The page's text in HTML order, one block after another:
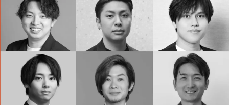
サルタント一覧
ガイドライン
コンペ
ーム窓口
制営業代行『カリトルくん』
制採用代行・RPO『トルトルくん』
改善特化の動画制作『動画でカリトルくん』
LINE運用代行『LINEマキトルくん』
付1日密着動画制作『まるごと社長』
料で記事を制作『SEOトライアル』
制LP制作・改善『最強LP』
YouTubeチャンネル構築『トリトル』
TOP
ジニア
の最低品質基準